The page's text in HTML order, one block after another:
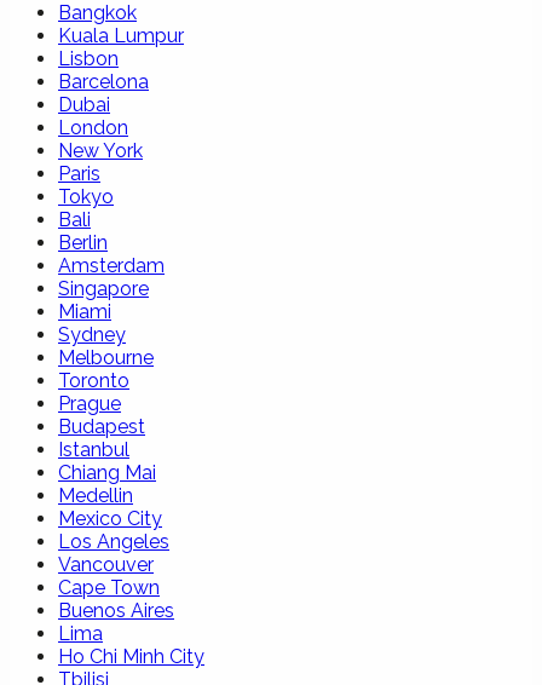
Bangkok
Kuala Lumpur
Lisbon
Barcelona
Dubai
London
New York
Paris
Tokyo
Bali
Berlin
Amsterdam
Singapore
Miami
Sydney
Melbourne
Toronto
Prague
Budapest
Istanbul
Chiang Mai
Medellin
Mexico City
Los Angeles
Vancouver
Cape Town
Buenos Aires
Lima
Ho Chi Minh City
Tbilisi